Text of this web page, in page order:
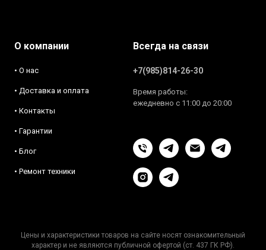
О компании
• О нас
• Доставка и оплата
• Контакты
• Гарантии
• Блог
• Ремонт техники
Всегда на связи
+7(985)814-26-30
Время работы:
ежедневно с 11:00 до 20:00
Цены и характеристики товаров на сайте носят ознакомительный
характер и не являются публичной офертой (ст. 437 ГК РФ).